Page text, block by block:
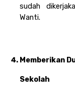
sudah
Wanti.
Memberikan
Sekolah